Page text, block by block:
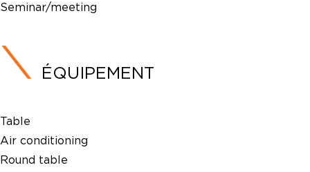
Seminar/meeting
ÉQUIPEMENT
Table
Air conditioning
Round table